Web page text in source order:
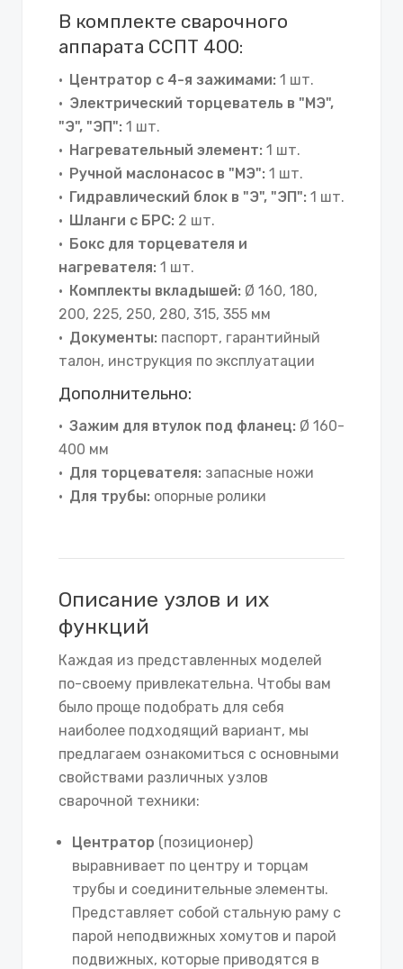
В комплекте сварочного
аппарата ССПТ 400:
Центратор с 4-я зажимами: 1 шт.
Электрический торцеватель в "МЭ",
"Э", "ЭП": 1 шт.
Нагревательный элемент: 1 шт.
Ручной маслонасос в "МЭ": 1 шт.
Гидравлический блок в "Э", "ЭП": 1 шт.
Шланги с БРС: 2 шт.
Бокс для торцевателя и
нагревателя: 1 шт.
Комплекты вкладышей: Ø 160, 180,
200, 225, 250, 280, 315, 355 мм
Документы: паспорт, гарантийный
талон, инструкция по эксплуатации
Дополнительно:
Зажим для втулок под фланец: Ø 160-
400 мм
Для торцевателя: запасные ножи
Для трубы: опорные ролики
Описание узлов и их
функций
Каждая из представленных моделей
по-своему привлекательна. Чтобы вам
было проще подобрать для себя
наиболее подходящий вариант, мы
предлагаем ознакомиться с основными
свойствами различных узлов
сварочной техники:
Центратор (позиционер)
выравнивает по центру и торцам
трубы и соединительные элементы.
Представляет собой стальную раму с
парой неподвижных хомутов и парой
подвижных, которые приводятся в